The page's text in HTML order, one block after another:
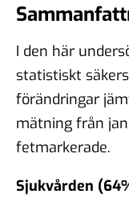
I den här
statistiskt
förändringar
mätning från
fetmarkerade.
Sjukvården